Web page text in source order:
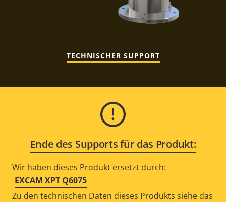
TECHNISCHER SUPPORT
Ende des Supports für das Produkt:
Wir haben dieses Produkt ersetzt durch:
EXCAM XPT Q6075
Zu den technischen Daten dieses Produkts siehe das